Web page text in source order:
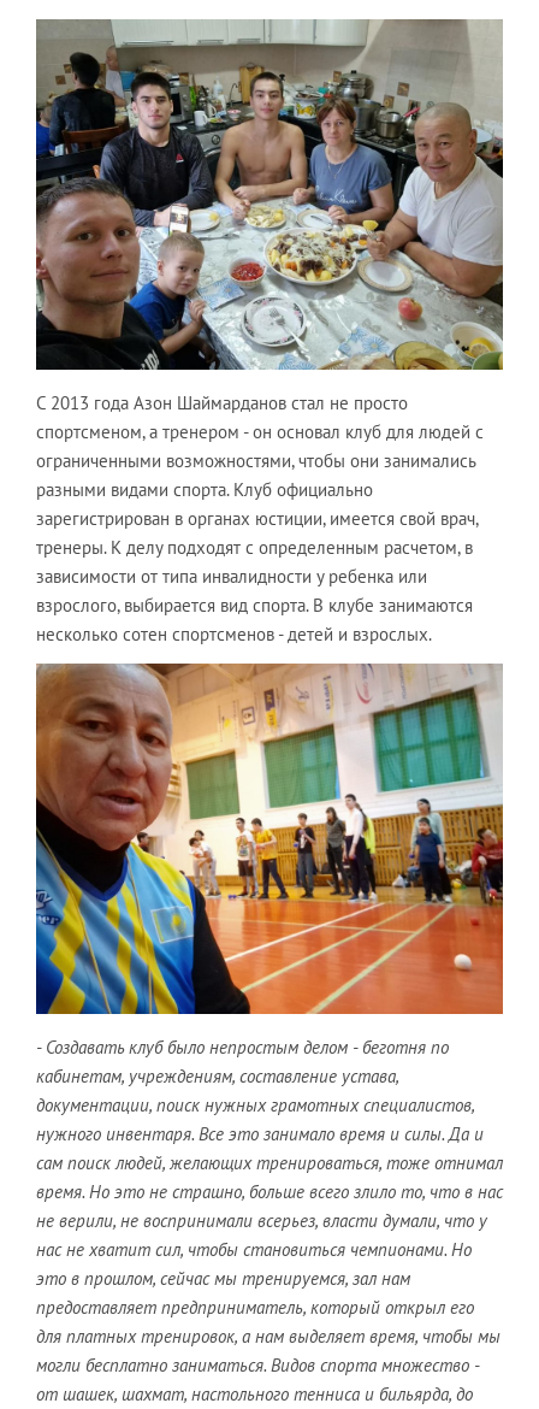
С 2013 года Азон Шаймарданов стал не просто
спортсменом, а тренером - он основал клуб для людей с
ограниченными возможностями, чтобы они занимались
разными видами спорта. Клуб официально
зарегистрирован в органах юстиции, имеется свой врач,
тренеры. К делу подходят с определенным расчетом, в
зависимости от типа инвалидности у ребенка или
взрослого, выбирается вид спорта. В клубе занимаются
несколько сотен спортсменов - детей и взрослых.
- Создавать клуб было непростым делом - беготня по
кабинетам, учреждениям, составление устава,
документации, поиск нужных грамотных специалистов,
нужного инвентаря. Все это занимало время и силы. Да и
сам поиск людей, желающих тренироваться, тоже отнимал
время. Но это не страшно, больше всего злило то, что в нас
не верили, не воспринимали всерьез, власти думали, что у
нас не хватит сил, чтобы становиться чемпионами. Но
это в прошлом, сейчас мы тренируемся, зал нам
предоставляет предприниматель, который открыл его
для платных тренировок, а нам выделяет время, чтобы мы
могли бесплатно заниматься. Видов спорта множество -
от шашек, шахмат, настольного тенниса и бильярда, до